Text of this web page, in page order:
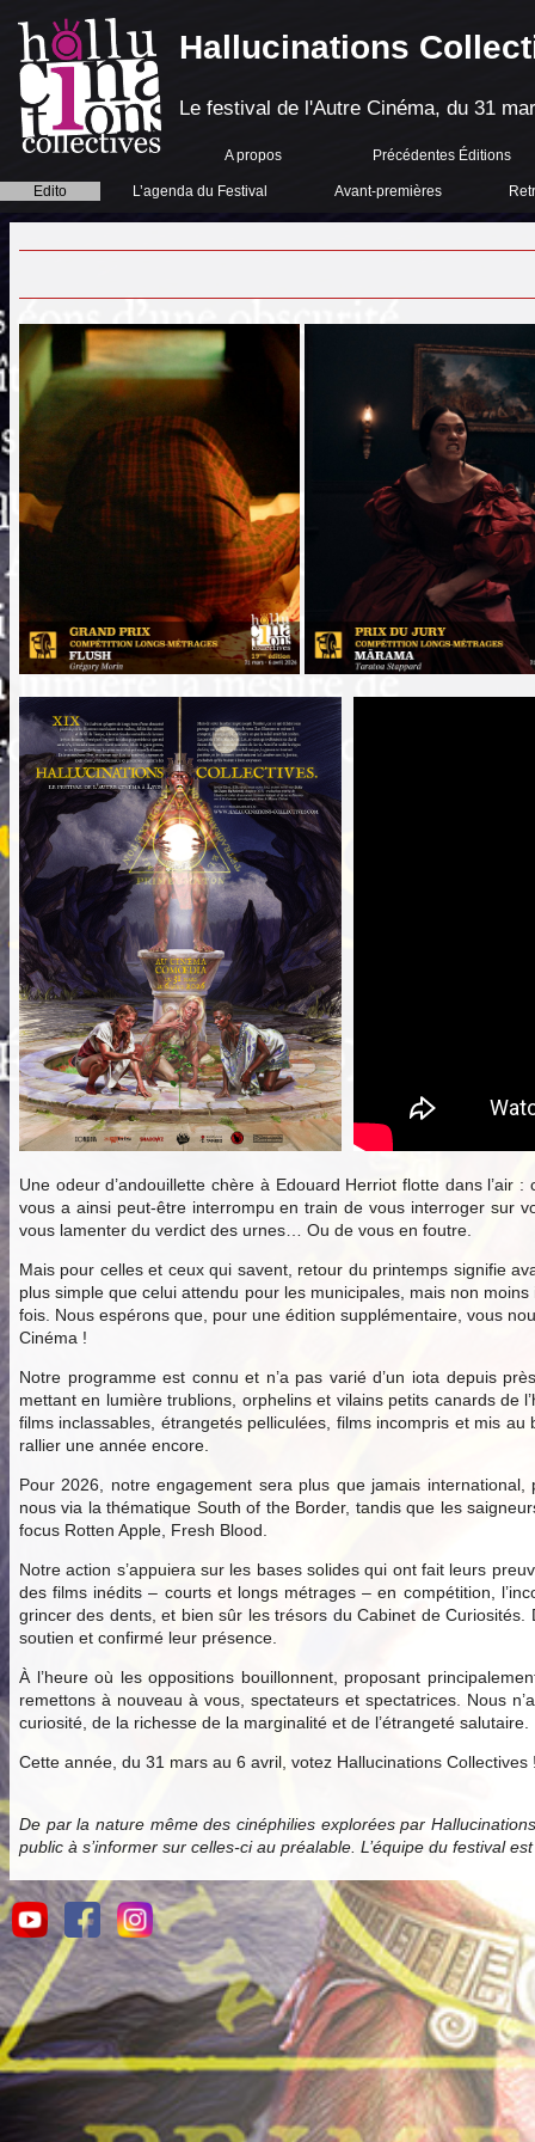
Hallucinations
Le festival de l'Autre Cinéma, du 31
A propos Précédentes Éditions
Edito L’agenda du Festival Avant-premières
Une odeur d’andouillette chère à Edouard Herriot flotte dans
vous a ainsi peut-être interrompu en train de vous interroger sur
vous lamenter du verdict des urnes… Ou de vous en foutre.
Mais pour celles et ceux qui savent, retour du printemps signifie
plus simple que celui attendu pour les municipales, mais non
fois. Nous espérons que, pour une édition supplémentaire, vous
Cinéma !
Notre programme est connu et n’a pas varié d’un iota depuis
mettant en lumière trublions, orphelins et vilains petits canards de
films inclassables, étrangetés pelliculées, films incompris et mis
rallier une année encore.
Pour 2026, notre engagement sera plus que jamais
nous via la thématique South of the Border, tandis que les
focus Rotten Apple, Fresh Blood.
Notre action s’appuiera sur les bases solides qui ont fait leurs
des films inédits – courts et longs métrages – en compétition,
grincer des dents, et bien sûr les trésors du Cabinet de
soutien et confirmé leur présence.
À l’heure où les oppositions bouillonnent, proposant
remettons à nouveau à vous, spectateurs et spectatrices. Nous
curiosité, de la richesse de la marginalité et de l’étrangeté salutaire.
Cette année, du 31 mars au 6 avril, votez Hallucinations Collectives
De par la nature même des cinéphilies explorées par
public à s’informer sur celles-ci au préalable. L’équipe du festival